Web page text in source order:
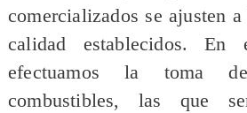
comercializados se ajusten a
calidad establecidos. En
efectuamos la toma
combustibles, las que